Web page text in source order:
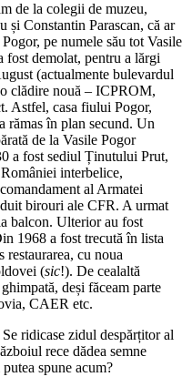
de la colegii de muzeu,
Constantin Parascan, că ar
pe numele său tot Vasile
demolat, pentru a lărgi
(actualmente bulevardul
clădire nouă – ICPROM,
Astfel, casa fiului Pogor,
rămas în plan secund. Un
de la Vasile Pogor
a fost sediul Ținutului Prut,
interbelice,
al Armatei
birouri ale CFR. A urmat
balcon. Ulterior au fost
1968 a fost trecută în lista
cu noua
(sic!). De cealaltă
deși făceam parte
CAER etc.
ridicase zidul despărțitor al
rece dădea semne
spune acum?